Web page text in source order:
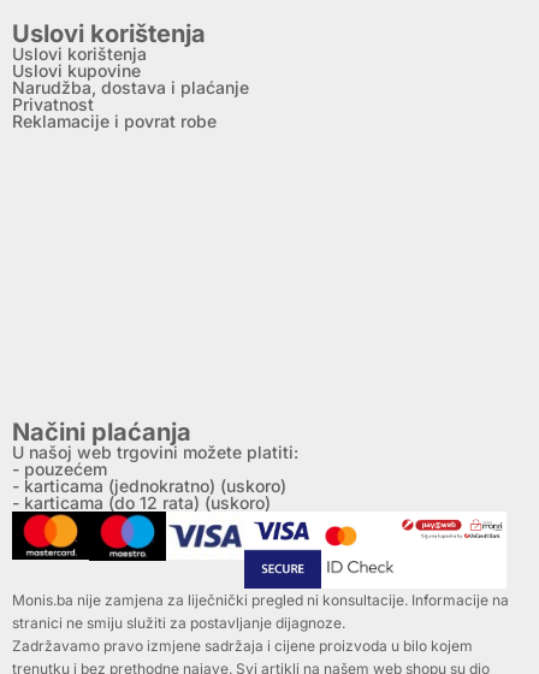
Uslovi korištenja
Uslovi korištenja
Uslovi kupovine
Narudžba, dostava i plaćanje
Privatnost
Reklamacije i povrat robe
Načini plaćanja
U našoj web trgovini možete platiti:
- pouzećem
- karticama (jednokratno) (uskoro)
- karticama (do 12 rata) (uskoro)
Monis.ba nije zamjena za liječnički pregled ni konsultacije. Informacije na
stranici ne smiju služiti za postavljanje dijagnoze.
Zadržavamo pravo izmjene sadržaja i cijene proizvoda u bilo kojem
trenutku i bez prethodne najave. Svi artikli na našem web shopu su dio